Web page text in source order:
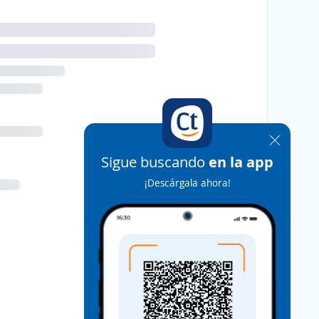
Sigue buscando en la app
¡Descárgala ahora!